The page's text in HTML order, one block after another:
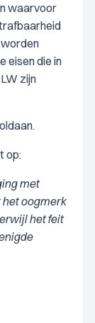
waarvoor
eisen die in
zijn
op:
met
oogmerk
het feit